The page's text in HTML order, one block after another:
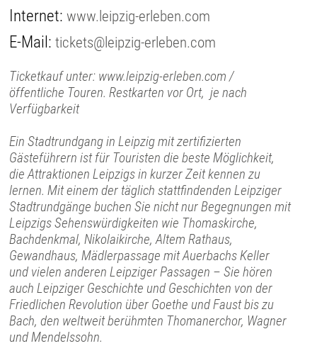
Internet:www.leipzig-erleben.com
E-Mail:tickets@leipzig-erleben.com
Ticketkauf unter: www.leipzig-erleben.com /
öffentliche Touren. Restkarten vor Ort, je nach
Verfügbarkeit
Ein Stadtrundgang in Leipzig mit zertifizierten
Gästeführern ist für Touristen die beste Möglichkeit,
die Attraktionen Leipzigs in kurzer Zeit kennen zu
lernen. Mit einem der täglich stattfindenden Leipziger
Stadtrundgänge buchen Sie nicht nur Begegnungen mit
Leipzigs Sehenswürdigkeiten wie Thomaskirche,
Bachdenkmal, Nikolaikirche, Altem Rathaus,
Gewandhaus, Mädlerpassage mit Auerbachs Keller
und vielen anderen Leipziger Passagen – Sie hören
auch Leipziger Geschichte und Geschichten von der
Friedlichen Revolution über Goethe und Faust bis zu
Bach, den weltweit berühmten Thomanerchor, Wagner
und Mendelssohn.